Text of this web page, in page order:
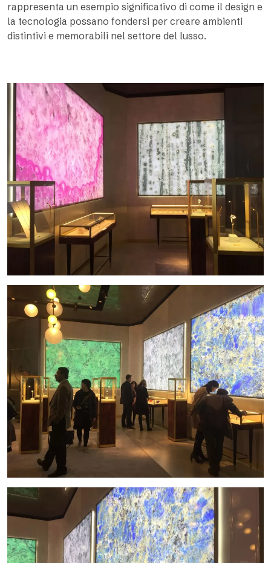
rappresenta un esempio significativo di come il design e
la tecnologia possano fondersi per creare ambienti
distintivi e memorabili nel settore del lusso.